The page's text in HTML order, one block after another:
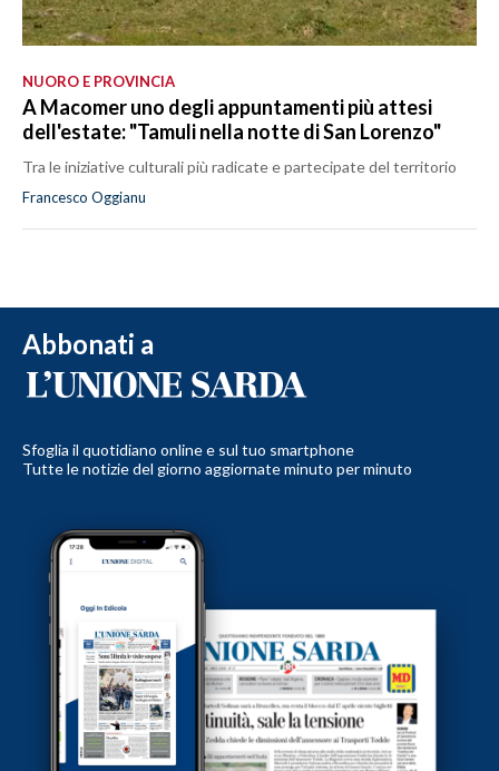
NUORO E PROVINCIA
A Macomer uno degli appuntamenti più attesi
dell'estate: "Tamuli nella notte di San Lorenzo"
Tra le iniziative culturali più radicate e partecipate del territorio
Francesco Oggianu
Abbonati a
Sfoglia il quotidiano online e sul tuo smartphone
Tutte le notizie del giorno aggiornate minuto per minuto